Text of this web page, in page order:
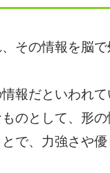
その情報を脳
報だといわれて
のとして、形の
で、力強さや